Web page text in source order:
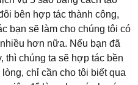
bên hợp tác thành công,
bạn sẽ làm cho chúng tôi có
hơn nữa. Nếu bạn đã
thì chúng ta sẽ hợp tác bền
chỉ cần cho tôi biết qua